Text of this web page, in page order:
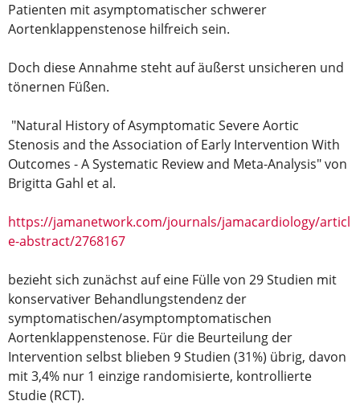
Patienten mit asymptomatischer schwerer
Aortenklappenstenose hilfreich sein.
Doch diese Annahme steht auf äußerst unsicheren und
tönernen Füßen.
"Natural History of Asymptomatic Severe Aortic
Stenosis and the Association of Early Intervention With
Outcomes - A Systematic Review and Meta-Analysis" von
Brigitta Gahl et al.
https://jamanetwork.com/journals/jamacardiology/articl
e-abstract/2768167
bezieht sich zunächst auf eine Fülle von 29 Studien mit
konservativer Behandlungstendenz der
symptomatischen/asymptomptomatischen
Aortenklappenstenose. Für die Beurteilung der
Intervention selbst blieben 9 Studien (31%) übrig, davon
mit 3,4% nur 1 einzige randomisierte, kontrollierte
Studie (RCT).